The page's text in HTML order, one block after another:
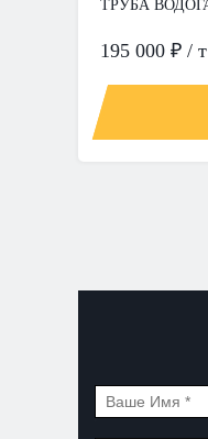
ТРУБА
195 000 ₽ / т